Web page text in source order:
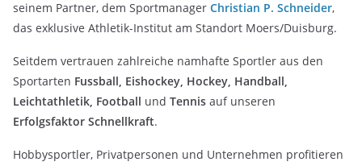
seinem Partner, dem Sportmanager Christian P. Schneider,
das exklusive Athletik-Institut am Standort Moers/Duisburg.
Seitdem vertrauen zahlreiche namhafte Sportler aus den
Sportarten Fussball, Eishockey, Hockey, Handball,
Leichtathletik, Football und Tennis auf unseren
Erfolgsfaktor Schnellkraft.
Hobbysportler, Privatpersonen und Unternehmen profitieren